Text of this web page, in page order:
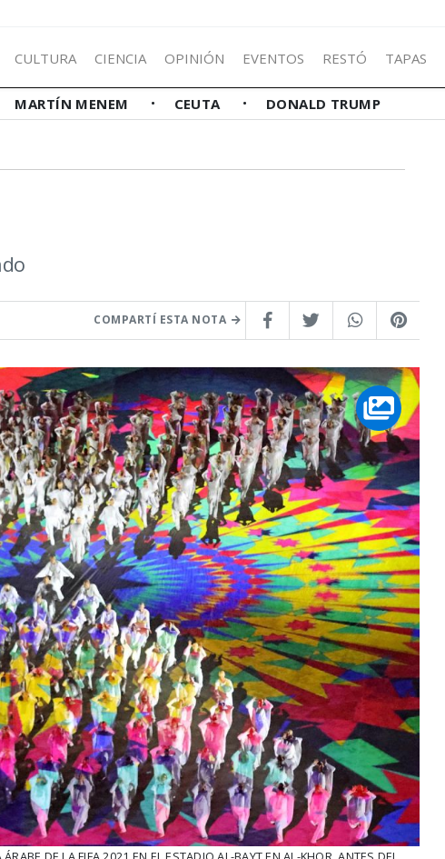
CULTURA CIENCIA OPINIÓN EVENTOS RESTÓ TAPAS
MARTÍN MENEM CEUTA DONALD TRUMP
COMPARTÍ ESTA NOTA